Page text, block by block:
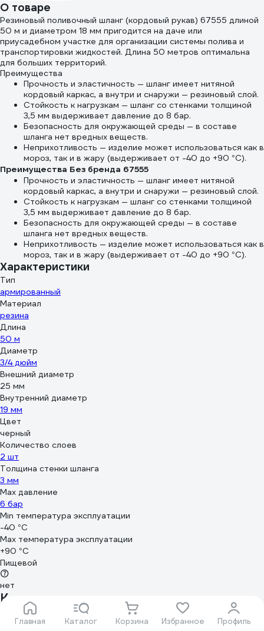
Главная Каталог Корзина Избранное Профиль
VIEIR VRM420
О товаре
Резиновый поливочный шланг (кордовый рукав) 67555 длиной
50 м и диаметром 18 мм пригодится на даче или
приусадебном участке для организации системы полива и
транспортировки жидкостей. Длина 50 метров оптимальна
для больших территорий.
Преимущества
Прочность и эластичность — шланг имеет нитяной
кордовый каркас, а внутри и снаружи — резиновый слой.
Стойкость к нагрузкам — шланг со стенками толщиной
3,5 мм выдерживает давление до 8 бар.
Безопасность для окружающей среды — в составе
шланга нет вредных веществ.
Неприхотливость — изделие может использоваться как в
мороз, так и в жару (выдерживает от -40 до +90 °С).
Преимущества Без бренда 67555
Прочность и эластичность — шланг имеет нитяной
кордовый каркас, а внутри и снаружи — резиновый слой.
Стойкость к нагрузкам — шланг со стенками толщиной
3,5 мм выдерживает давление до 8 бар.
Безопасность для окружающей среды — в составе
шланга нет вредных веществ.
Неприхотливость — изделие может использоваться как в
мороз, так и в жару (выдерживает от -40 до +90 °С).
Характеристики
Тип
армированный
Материал
резина
Длина
50 м
Диаметр
3/4 дюйм
Внешний диаметр
25 мм
Внутренний диаметр
19 мм
Цвет
черный
Количество слоев
2 шт
Толщина стенки шланга
3 мм
Max давление
6 бар
Min температура эксплуатации
-40 °С
Мах температура эксплуатации
+90 °С
Пищевой
нет
Комплектация
Шланг - 1 шт.
Упаковка